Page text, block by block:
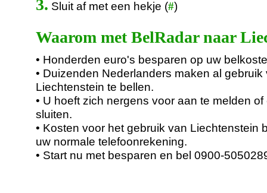
3. Sluit af met een hekje (#)
Waarom met BelRadar naar
• Honderden euro's besparen op uw
• Duizenden Nederlanders maken al
Liechtenstein te bellen.
• U hoeft zich nergens voor aan te melden
sluiten.
• Kosten voor het gebruik van Liechtenstein
uw normale telefoonrekening.
• Start nu met besparen en bel 0900-